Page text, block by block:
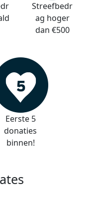
Streefbedr
ag hoger
dan €500
Eerste 5
donaties
binnen!